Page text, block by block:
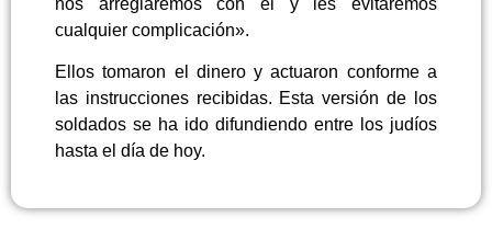
cualquier complicación».
Ellos tomaron el dinero y actuaron conforme a
las instrucciones recibidas. Esta versión de los
soldados se ha ido difundiendo entre los judíos
hasta el día de hoy.